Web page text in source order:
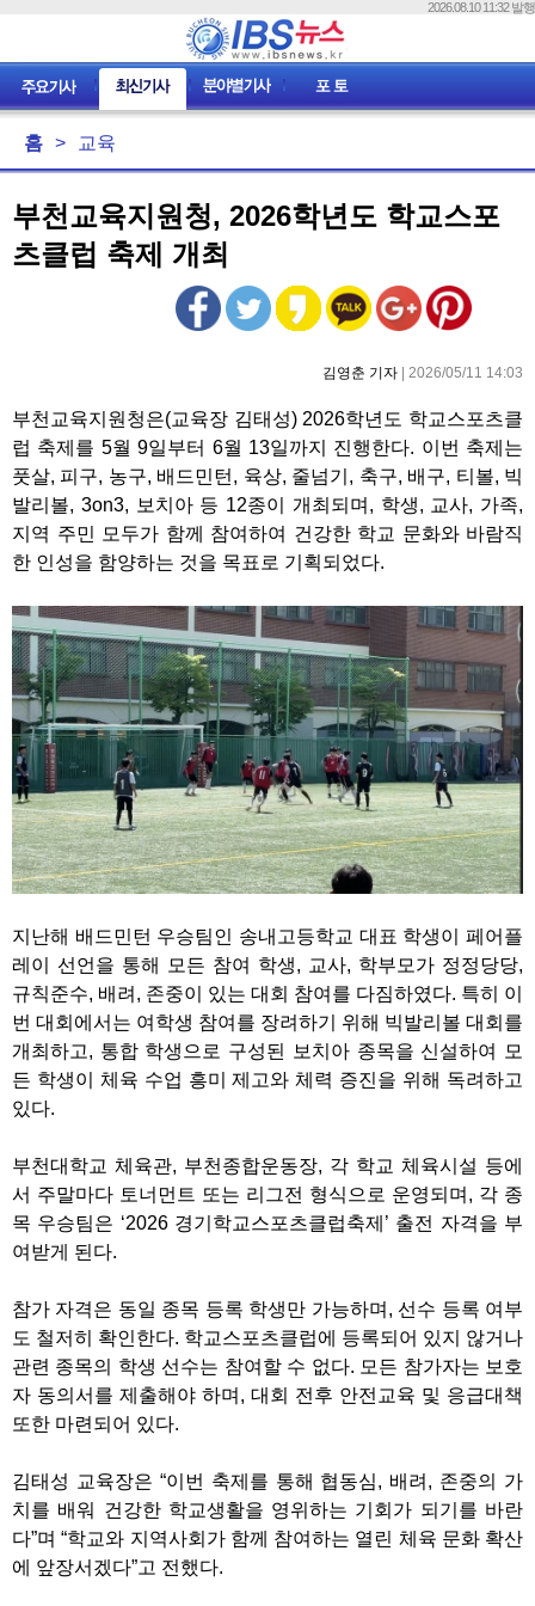
2026.08.10 11:32 발행
홈 > 교육
부천교육지원청, 2026학년도 학교스포
츠클럽 축제 개최
김영춘 기자 | 2026/05/11 14:03
부천교육지원청은(교육장 김태성) 2026학년도 학교스포츠클
럽 축제를 5월 9일부터 6월 13일까지 진행한다. 이번 축제는
풋살, 피구, 농구, 배드민턴, 육상, 줄넘기, 축구, 배구, 티볼, 빅
발리볼, 3on3, 보치아 등 12종이 개최되며, 학생, 교사, 가족,
지역 주민 모두가 함께 참여하여 건강한 학교 문화와 바람직
한 인성을 함양하는 것을 목표로 기획되었다.
지난해 배드민턴 우승팀인 송내고등학교 대표 학생이 페어플
레이 선언을 통해 모든 참여 학생, 교사, 학부모가 정정당당,
규칙준수, 배려, 존중이 있는 대회 참여를 다짐하였다. 특히 이
번 대회에서는 여학생 참여를 장려하기 위해 빅발리볼 대회를
개최하고, 통합 학생으로 구성된 보치아 종목을 신설하여 모
든 학생이 체육 수업 흥미 제고와 체력 증진을 위해 독려하고
있다.
부천대학교 체육관, 부천종합운동장, 각 학교 체육시설 등에
서 주말마다 토너먼트 또는 리그전 형식으로 운영되며, 각 종
목 우승팀은 ‘2026 경기학교스포츠클럽축제’ 출전 자격을 부
여받게 된다.
참가 자격은 동일 종목 등록 학생만 가능하며, 선수 등록 여부
도 철저히 확인한다. 학교스포츠클럽에 등록되어 있지 않거나
관련 종목의 학생 선수는 참여할 수 없다. 모든 참가자는 보호
자 동의서를 제출해야 하며, 대회 전후 안전교육 및 응급대책
또한 마련되어 있다.
김태성 교육장은 “이번 축제를 통해 협동심, 배려, 존중의 가
치를 배워 건강한 학교생활을 영위하는 기회가 되기를 바란
다”며 “학교와 지역사회가 함께 참여하는 열린 체육 문화 확산
에 앞장서겠다”고 전했다.